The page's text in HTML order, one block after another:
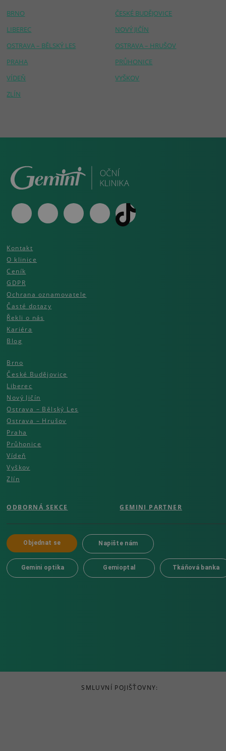
BRNO
ČESKÉ BUDĚJOVICE
LIBEREC
NOVÝ JIČÍN
OSTRAVA – BĚLSKÝ LES
OSTRAVA – HRUŠOV
PRAHA
PRŮHONICE
VÍDEŇ
VYŠKOV
ZLÍN
Kontakt
O klinice
Ceník
GDPR
Ochrana oznamovatele
Časté dotazy
Řekli o nás
Kariéra
Blog
Brno
České Budějovice
Liberec
Nový Jičín
Ostrava – Bělský Les
Ostrava – Hrušov
Praha
Průhonice
Vídeň
Vyškov
Zlín
ODBORNÁ SEKCE GEMINI PARTNER
Objednat se Napište nám
Gemini optika Gemioptal Tkáňová banka
SMLUVNÍ POJIŠŤOVNY: